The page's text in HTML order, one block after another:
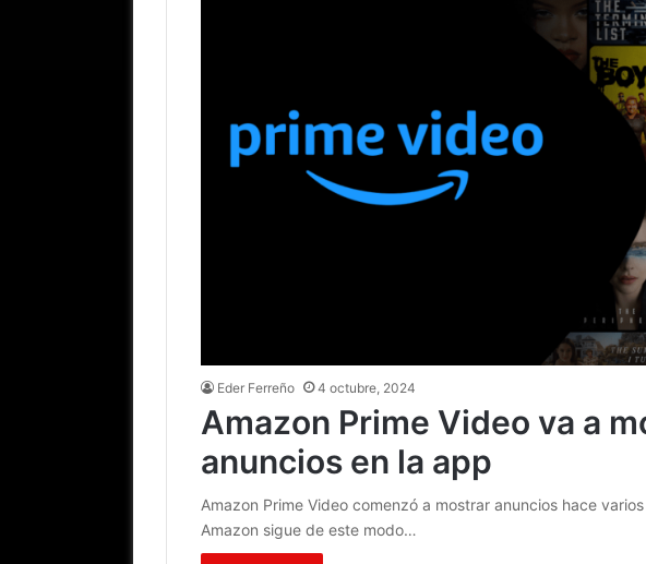
Eder Ferreño 4 octubre, 2024
Amazon Prime Video va a
anuncios en la app
Amazon Prime Video comenzó a mostrar anuncios hace
Amazon sigue de este modo…